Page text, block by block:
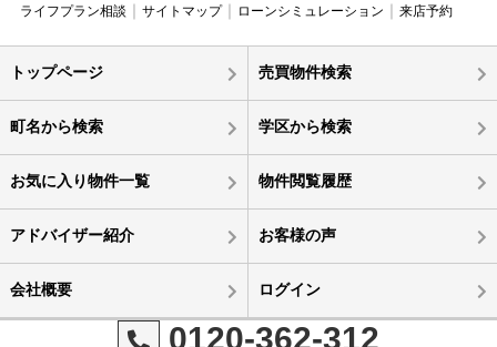
ライフプラン相談
サイトマップ ローンシミュレーション 来店予約
トップページ 売買物件検索
町名から検索 学区から検索
お気に入り物件一覧 物件閲覧履歴
アドバイザー紹介 お客様の声
会社概要 ログイン
0120-362-312